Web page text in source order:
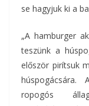
se hagyjuk ki a
„A hamburger
teszünk a
először pirítsuk
ropogós